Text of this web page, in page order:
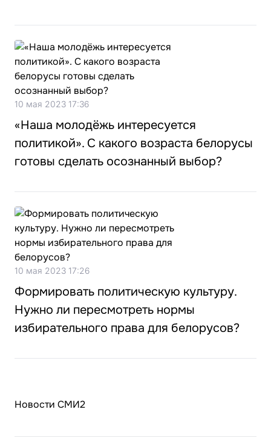
10 мая 2023 17:36
«Наша молодёжь интересуется
политикой». С какого возраста белорусы
готовы сделать осознанный выбор?
10 мая 2023 17:26
Формировать политическую культуру.
Нужно ли пересмотреть нормы
избирательного права для белорусов?
Новости СМИ2